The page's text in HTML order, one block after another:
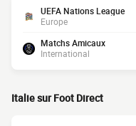
UEFA Nations League
Europe
Matchs Amicaux
International
Italie sur Foot Direct